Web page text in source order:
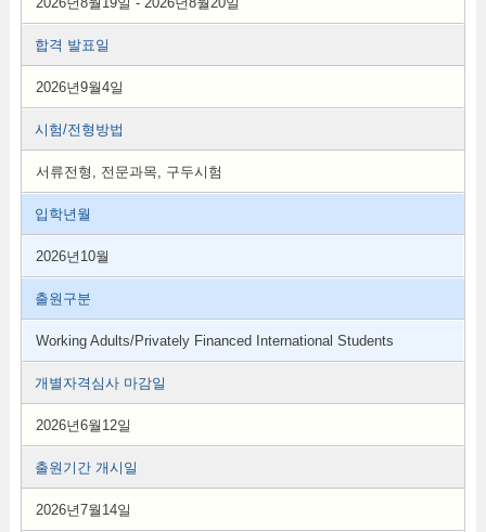
합격 발표일
2026년9월4일
시험/전형방법
서류전형, 전문과목, 구두시험
입학년월
2026년10월
출원구분
Working Adults/Privately Financed International Students
개별자격심사 마감일
2026년6월12일
출원기간 개시일
2026년7월14일